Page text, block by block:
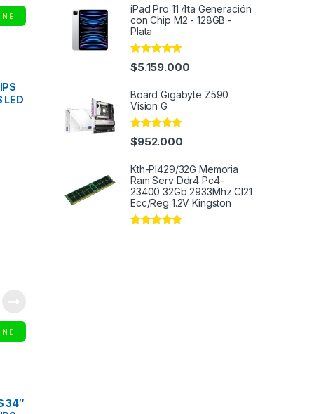
LED
34″
iPad Pro 11 4ta Generación
con Chip M2 - 128GB -
Plata
Rated4.91
out of 5
$5.159.000
Board Gigabyte Z590
Vision G
Rated5.00
out of 5
$952.000
Kth-Pl429/32G Memoria
Ram Serv Ddr4 Pc4-
23400 32Gb 2933Mhz Cl21
Ecc/Reg 1.2V Kingston